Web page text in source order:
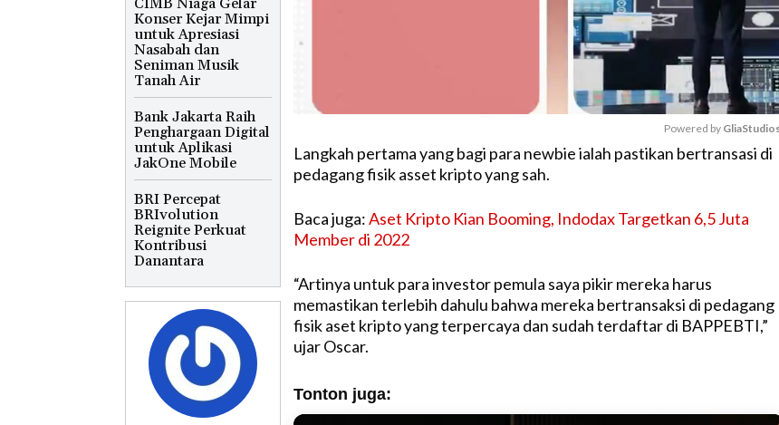
CIMB Niaga Gelar
Konser Kejar Mimpi
untuk Apresiasi
Nasabah dan
Seniman Musik
Tanah Air
Bank Jakarta Raih
Penghargaan Digital
untuk Aplikasi
JakOne Mobile
BRI Percepat
BRIvolution
Reignite Perkuat
Kontribusi
Danantara
t
Powered by
Langkah pertama yang bagi para newbie ialah pastikan bertransasi di
pedagang fisik asset kripto yang sah.
Baca juga:Aset Kripto Kian Booming, Indodax Targetkan 6,5 Juta
Member di 2022
“Artinya untuk para investor pemula saya pikir mereka harus
memastikan terlebih dahulu bahwa mereka bertransaksi di pedagang
fisik aset kripto yang terpercaya dan sudah terdaftar di BAPPEBTI,”
ujar Oscar.
Tonton juga: